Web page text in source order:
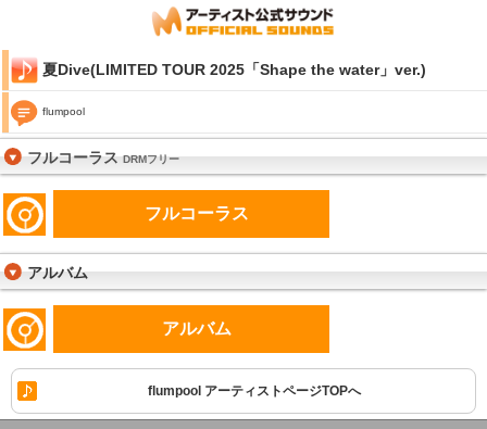
夏Dive(LIMITED TOUR 2025「Shape the water」ver.)
flumpool
フルコーラスDRMフリー
フルコーラス
アルバム
アルバム
flumpool アーティストページTOPへ